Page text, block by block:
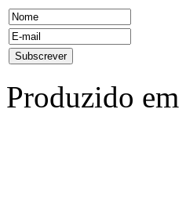
Produzido em